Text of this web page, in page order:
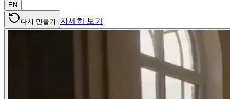
EN
다시 만들기 자세히 보기